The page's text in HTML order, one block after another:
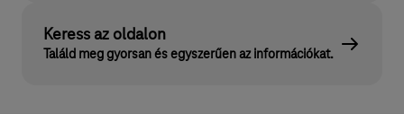
Keress az oldalon
Találd meg gyorsan és egyszerűen az információkat.